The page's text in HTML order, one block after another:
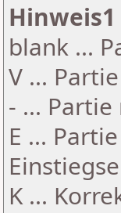
Hinweis1
blank ...
V ...
- ...
E ...
K ...